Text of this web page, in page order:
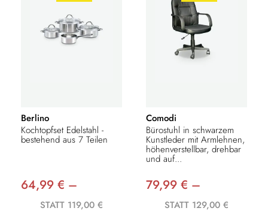
Berlino
Kochtopfset Edelstahl -
bestehend aus 7 Teilen
64,99 € –
STATT 119,00 €
Comodi
Bürostuhl in schwarzem
Kunstleder mit Armlehnen,
höhenverstellbar, drehbar
und auf...
79,99 € –
STATT 129,00 €